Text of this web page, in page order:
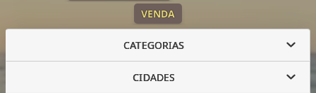
VENDA
CATEGORIAS
CIDADES